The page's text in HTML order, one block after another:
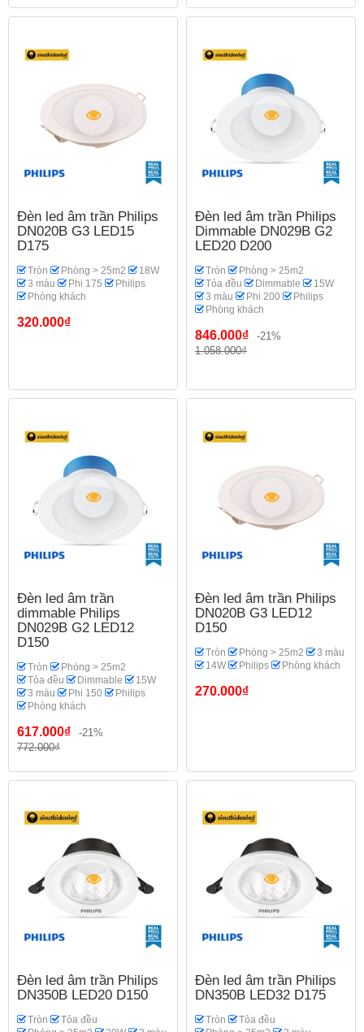
Đèn led âm trần Philips
DN020B G3 LED15
D175
Tròn Phòng > 25m2
18W
3 màu
Phi 175
Philips
Phòng khách
320.000₫
Đèn led âm trần Philips
Dimmable DN029B G2
LED20 D200
Tròn
Phòng > 25m2
Tỏa đều
Dimmable
15W
3 màu
Phi 200
Philips
Phòng khách
846.000₫
-21%
1.058.000₫
Đèn led âm trần
dimmable Philips
DN029B G2 LED12
D150
Tròn
Phòng > 25m2
Tỏa đều
Dimmable
15W
3 màu
Phi 150
Philips
Phòng khách
617.000₫
-21%
772.000₫
Đèn led âm trần Philips
DN020B G3 LED12
D150
Tròn Phòng > 25m2
3 màu
14W
Philips Phòng khách
270.000₫
Đèn led âm trần Philips
DN350B LED20 D150
Tròn
Tỏa đều
Đèn led âm trần Philips
DN350B LED32 D175
Tròn
Tỏa đều